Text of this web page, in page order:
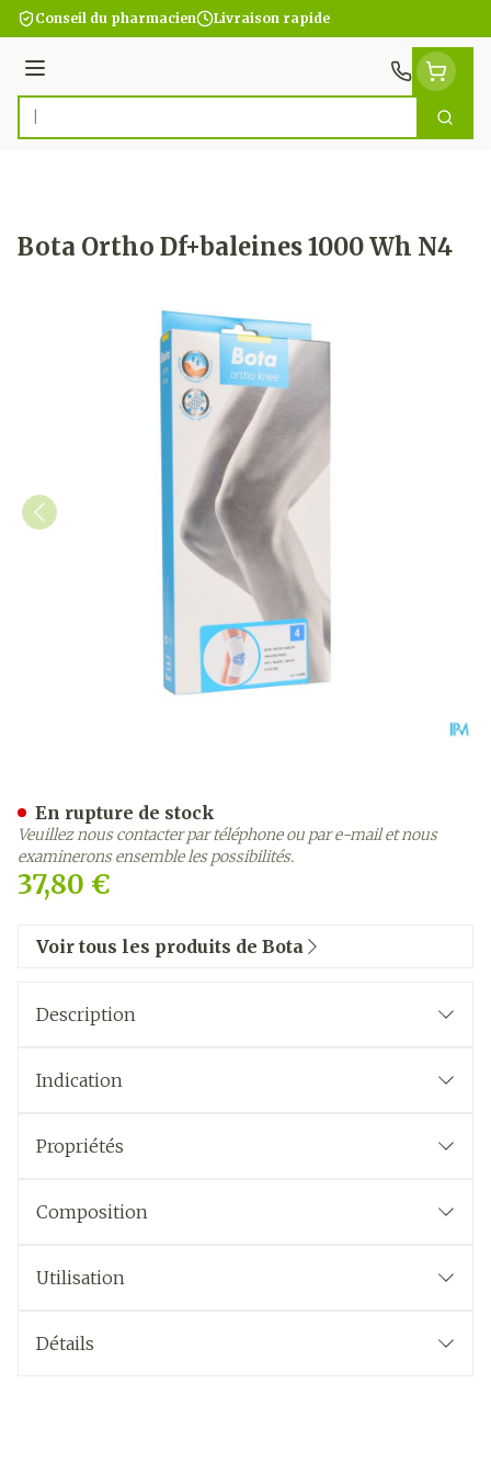
Aller au contenu
Conseil du pharmacien Livraison rapide
Menu
Rechercher
Bota Ortho Df+baleines 1000 Wh N4
37,80 €
En rupture de stock
Veuillez nous contacter par téléphone ou par e-mail et nous
examinerons ensemble les possibilités.
Voir tous les produits de Bota
Description
Indication
Propriétés
Composition
Utilisation
Détails